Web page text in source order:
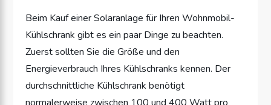
Beim Kauf einer Solaranlage für Ihren Wohnmobil-
Kühlschrank gibt es ein paar Dinge zu beachten.
Zuerst sollten Sie die Größe und den
Energieverbrauch Ihres Kühlschranks kennen. Der
durchschnittliche Kühlschrank benötigt